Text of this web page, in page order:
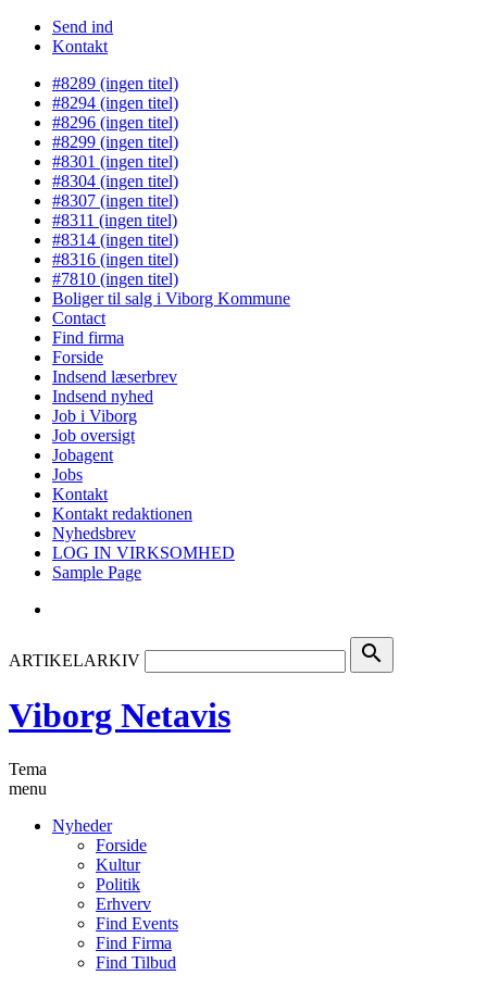
Send ind
Kontakt
#8289 (ingen titel)
#8294 (ingen titel)
#8296 (ingen titel)
#8299 (ingen titel)
#8301 (ingen titel)
#8304 (ingen titel)
#8307 (ingen titel)
#8311 (ingen titel)
#8314 (ingen titel)
#8316 (ingen titel)
#7810 (ingen titel)
Boliger til salg i Viborg Kommune
Contact
Find firma
Forside
Indsend læserbrev
Indsend nyhed
Job i Viborg
Job oversigt
Jobagent
Jobs
Kontakt
Kontakt redaktionen
Nyhedsbrev
LOG IN VIRKSOMHED
Sample Page
ARTIKELARKIV search
Viborg Netavis
Tema
menu
Nyheder
Forside
Kultur
Politik
Erhverv
Find Events
Find Firma
Find Tilbud